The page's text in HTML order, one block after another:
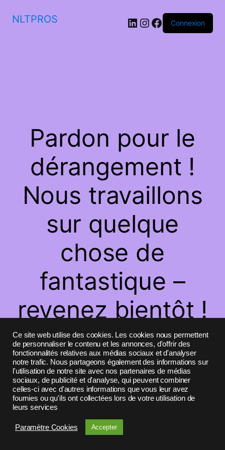
NLTPROS LinkedIn
Instagram
Facebook
Connexion
Pardon pour le
dérangement !
Nous travaillons
sur quelque
chose de
fantastique –
revenez bientôt !
Ce site web utilise des cookies. Les cookies nous permettent
de personnaliser le contenu et les annonces, d'offrir des
fonctionnalités relatives aux médias sociaux et d'analyser
notre trafic. Nous partageons également des informations sur
l'utilisation de notre site avec nos partenaires de médias
sociaux, de publicité et d'analyse, qui peuvent combiner
celles-ci avec d'autres informations que vous leur avez
fournies ou qu'ils ont collectées lors de votre utilisation de
leurs services
Paramètre Cookies Accepter